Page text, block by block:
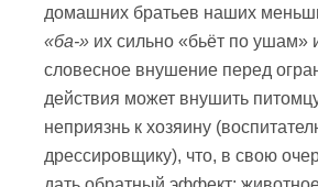
домашних братьев наших
«ба-» их сильно «бьёт по ушам»
словесное внушение перед
действия может внушить
неприязнь к хозяину
дрессировщику), что, в свою